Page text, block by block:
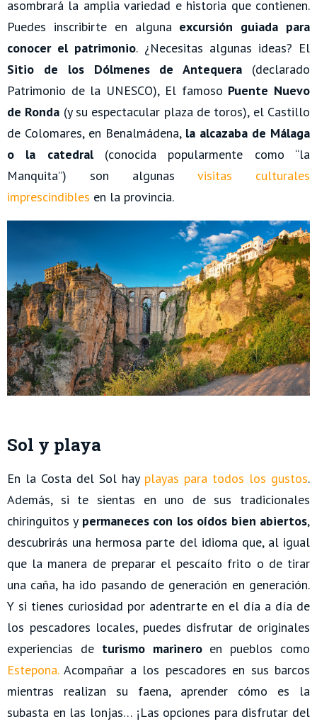
asombrará la amplia variedad e historia que contienen.
Puedes inscribirte en alguna excursión guiada para
conocer el patrimonio. ¿Necesitas algunas ideas? El
Sitio de los Dólmenes de Antequera (declarado
Patrimonio de la UNESCO), El famoso Puente Nuevo
de Ronda (y su espectacular plaza de toros), el Castillo
de Colomares, en Benalmádena, la alcazaba de Málaga
o la catedral(conocida popularmente como “la
Manquita”) son algunas
visitas culturales
imprescindibles en la provincia.
Sol y playa
En la Costa del Sol hay playas para todos los gustos.
Además, si te sientas en uno de sus tradicionales
chiringuitos y permaneces con los oídos bien abiertos,
descubrirás una hermosa parte del idioma que, al igual
que la manera de preparar el pescaíto frito o de tirar
una caña, ha ido pasando de generación en generación.
Y si tienes curiosidad por adentrarte en el día a día de
los pescadores locales, puedes disfrutar de originales
experiencias deturismo marinero en pueblos como
Estepona.Acompañar a los pescadores en sus barcos
mientras realizan su faena, aprender cómo es la
subasta en las lonjas… ¡Las opciones para disfrutar del